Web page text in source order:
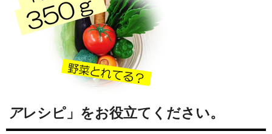
アレシピ」をお役立てください。